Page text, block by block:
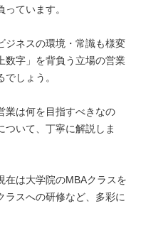
ています。
ジネスの環境・常識も様変
数字」を背負う立場の営業
しょう。
業は何を目指すべきなの
ついて、丁寧に解説しま
在は大学院のMBAクラスを
ラスへの研修など、多彩に